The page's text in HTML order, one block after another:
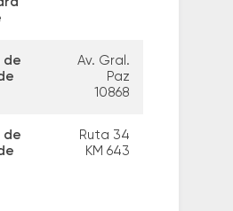
de
Av. Gral.
Paz
10868
de
Ruta 34
KM 643